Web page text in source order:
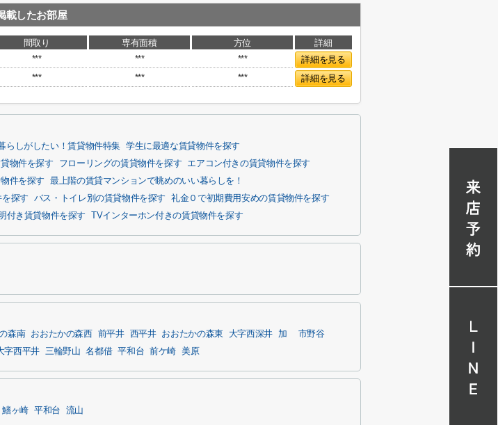
載したお部屋
間取り 専有面積 方位
詳細
*** *** ***
詳細を見る
*** *** *** 詳細を見る
らしがしたい！賃貸物件特集 学生に最適な賃貸物件を探す
物件を探す フローリングの賃貸物件を探す
エアコン付きの賃貸物件を探す
件を探す
最上階の賃貸マンションで眺めのいい暮らしを！
探す バス・トイレ別の賃貸物件を探す
礼金０で初期費用安めの賃貸物件を探す
付き賃貸物件を探す TVインターホン付きの賃貸物件を探す
森南 おおたかの森西 前平井 西平井 おおたかの森東 大字西深井 加
市野谷
字西平井 三輪野山 名都借 平和台 前ケ崎 美原
鰭ヶ崎 平和台 流山